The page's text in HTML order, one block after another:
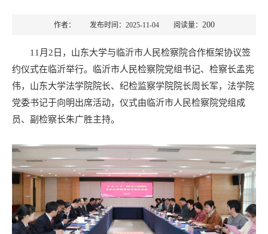
作者： 发布时间：2025-11-04 阅读量： 200
11月2日，山东大学与临沂市人民检察院合作框架协议签
约仪式在临沂举行。临沂市人民检察院党组书记、检察长孟宪
伟，山东大学法学院院长、纪检监察学院院长周长军，法学院
党委书记于向明出席活动，仪式由临沂市人民检察院党组成
员、副检察长朱广胜主持。